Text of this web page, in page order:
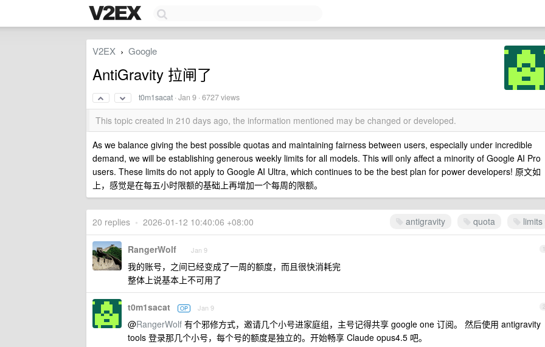
V2EX › Google
AntiGravity 拉闸了
t0m1sacat ·Jan 9 · 6727 views
This topic created in 210 days ago, the information mentioned may be changed or developed.
As we balance giving the best possible quotas and maintaining fairness between users, especially under incredible
demand, we will be establishing generous weekly limits for all models. This will only affect a minority of Google AI Pro
users. These limits do not apply to Google AI Ultra, which continues to be the best plan for power developers! 原文如
上，感觉是在每五小时限额的基础上再增加一个每周的限额。
antigravity quota limits
20 replies • 2026-01-12 10:40:06 +08:00
1
RangerWolf Jan 9
我的账号，之间已经变成了一周的额度，而且很快消耗完
整体上说基本上不可用了
2
t0m1sacat OP Jan 9
@RangerWolf 有个邪修方式，邀请几个小号进家庭组，主号记得共享 google one 订阅。 然后使用 antigravity
tools 登录那几个小号，每个号的额度是独立的。开始畅享 Claude opus4.5 吧。